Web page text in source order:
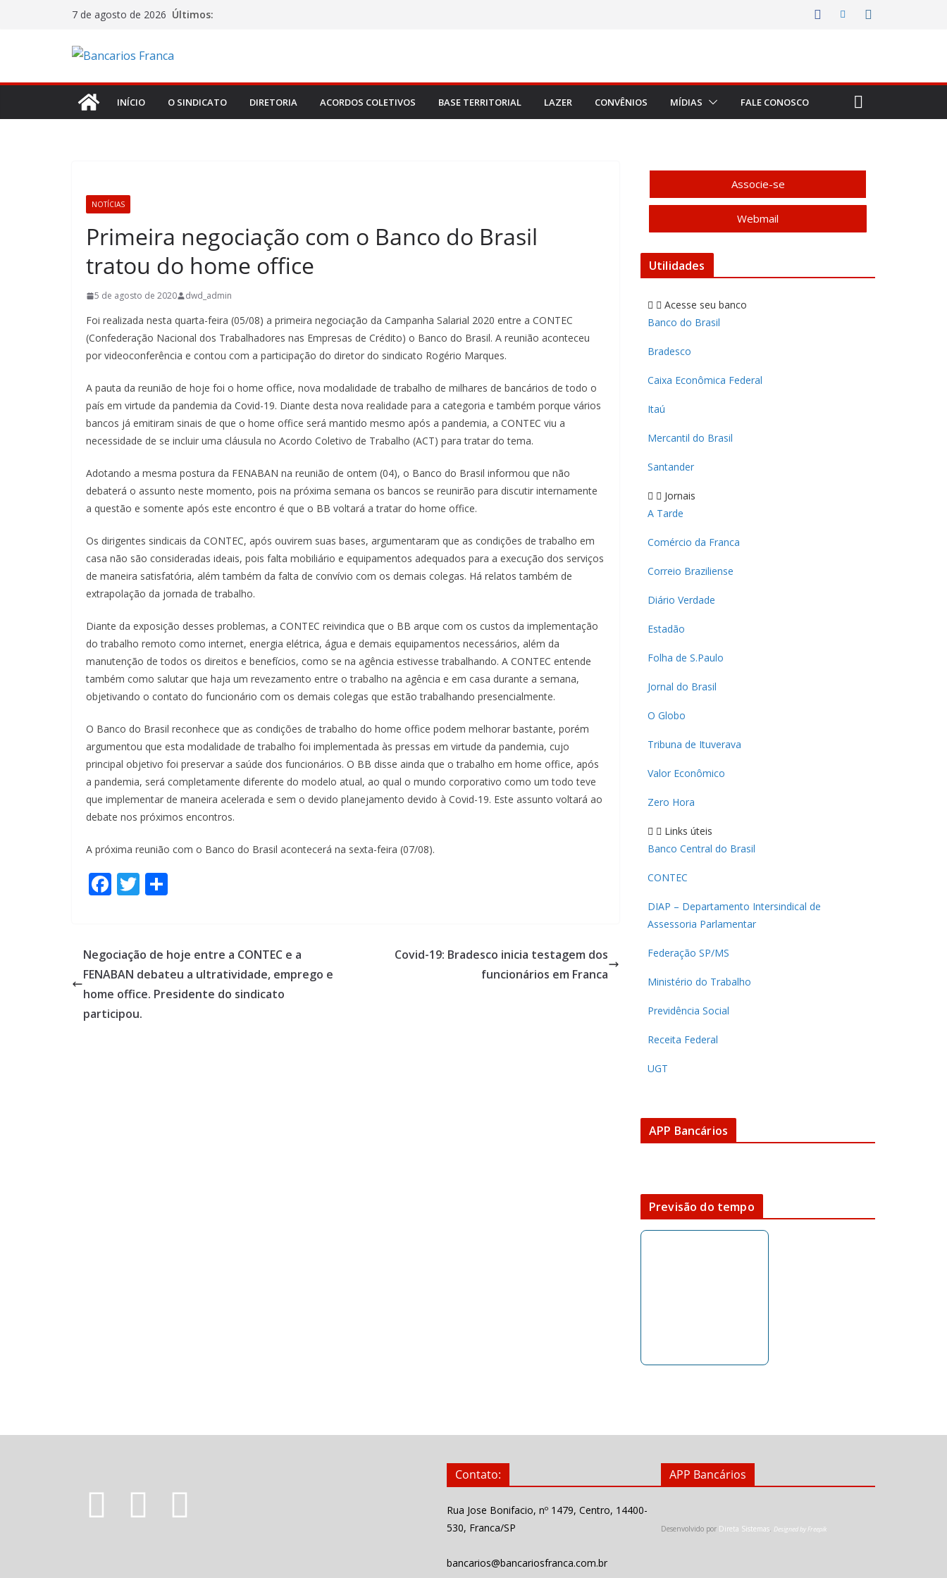
7 de agosto de 2026 Últimos:
INÍCIO O SINDICATO DIRETORIA ACORDOS COLETIVOS BASE TERRITORIAL LAZER CONVÊNIOS MÍDIAS FALE CONOSCO
NOTÍCIAS
Primeira negociação com o Banco do Brasil
tratou do home office
5 de agosto de 2020 dwd_admin
Foi realizada nesta quarta-feira (05/08) a primeira negociação da Campanha Salarial 2020 entre a CONTEC
(Confederação Nacional dos Trabalhadores nas Empresas de Crédito) o Banco do Brasil. A reunião aconteceu
por videoconferência e contou com a participação do diretor do sindicato Rogério Marques.
A pauta da reunião de hoje foi o home office, nova modalidade de trabalho de milhares de bancários de todo o
país em virtude da pandemia da Covid-19. Diante desta nova realidade para a categoria e também porque vários
bancos já emitiram sinais de que o home office será mantido mesmo após a pandemia, a CONTEC viu a
necessidade de se incluir uma cláusula no Acordo Coletivo de Trabalho (ACT) para tratar do tema.
Adotando a mesma postura da FENABAN na reunião de ontem (04), o Banco do Brasil informou que não
debaterá o assunto neste momento, pois na próxima semana os bancos se reunirão para discutir internamente
a questão e somente após este encontro é que o BB voltará a tratar do home office.
Os dirigentes sindicais da CONTEC, após ouvirem suas bases, argumentaram que as condições de trabalho em
casa não são consideradas ideais, pois falta mobiliário e equipamentos adequados para a execução dos serviços
de maneira satisfatória, além também da falta de convívio com os demais colegas. Há relatos também de
extrapolação da jornada de trabalho.
Diante da exposição desses problemas, a CONTEC reivindica que o BB arque com os custos da implementação
do trabalho remoto como internet, energia elétrica, água e demais equipamentos necessários, além da
manutenção de todos os direitos e benefícios, como se na agência estivesse trabalhando. A CONTEC entende
também como salutar que haja um revezamento entre o trabalho na agência e em casa durante a semana,
objetivando o contato do funcionário com os demais colegas que estão trabalhando presencialmente.
O Banco do Brasil reconhece que as condições de trabalho do home office podem melhorar bastante, porém
argumentou que esta modalidade de trabalho foi implementada às pressas em virtude da pandemia, cujo
principal objetivo foi preservar a saúde dos funcionários. O BB disse ainda que o trabalho em home office, após
a pandemia, será completamente diferente do modelo atual, ao qual o mundo corporativo como um todo teve
que implementar de maneira acelerada e sem o devido planejamento devido à Covid-19. Este assunto voltará ao
debate nos próximos encontros.
A próxima reunião com o Banco do Brasil acontecerá na sexta-feira (07/08).
F
b
o
o
k
T
er e
Negociação de hoje entre a CONTEC e a
FENABAN debateu a ultratividade, emprego e
home office. Presidente do sindicato
participou.
Covid-19: Bradesco inicia testagem dos
funcionários em Franca
Associe-se
Webmail
Utilidades
Acesse seu banco
Banco do Brasil
Bradesco
Caixa Econômica Federal
Itaú
Mercantil do Brasil
Santander
Jornais
A Tarde
Comércio da Franca
Correio Braziliense
Diário Verdade
Estadão
Folha de S.Paulo
Jornal do Brasil
O Globo
Tribuna de Ituverava
Valor Econômico
Zero Hora
Links úteis
Banco Central do Brasil
CONTEC
DIAP – Departamento Intersindical de
Assessoria Parlamentar
Federação SP/MS
Ministério do Trabalho
Previdência Social
Receita Federal
UGT
APP Bancários
Previsão do tempo
Contato:
Rua Jose Bonifacio, nº 1479, Centro, 14400-
530, Franca/SP
bancarios@bancariosfranca.com.br
APP Bancários
Desenvolvido por Direta Sistemas. Designed by Freepik